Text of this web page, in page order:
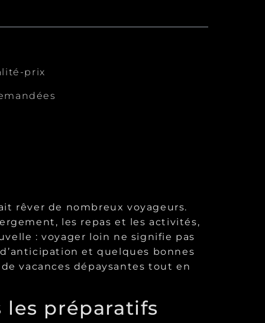
prix
rêver de nombreux voyageurs.
les repas et les activités,
: voyager loin ne signifie pas
et quelques bonnes
vacances dépaysantes tout en
préparatifs